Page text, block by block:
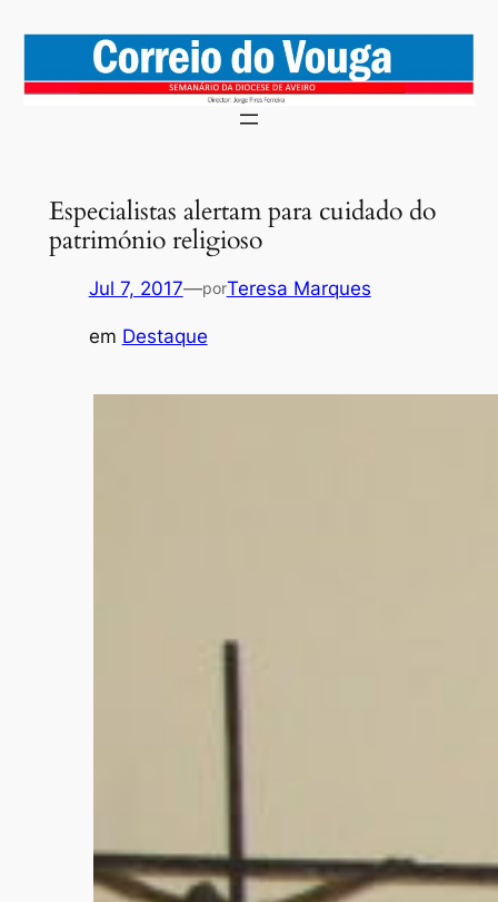
Especialistas alertam para cuidado do
património religioso
Jul 7, 2017—porTeresa Marques
em Destaque